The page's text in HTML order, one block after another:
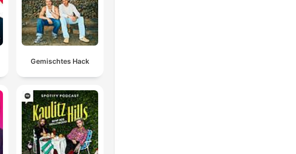
Gemischtes Hack